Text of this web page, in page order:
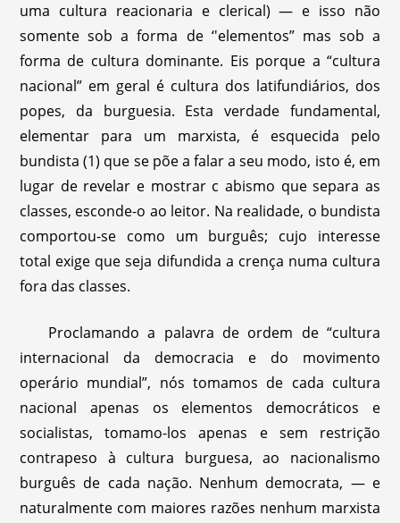
uma cultura reacionaria e clerical) — e isso não
somente sob a forma de ‘'elementos” mas sob a
forma de cultura dominante. Eis porque a “cultura
nacional” em geral é cultura dos latifundiários, dos
popes, da burguesia. Esta verdade fundamental,
elementar para um marxista, é esquecida pelo
bundista (1) que se põe a falar a seu modo, isto é, em
lugar de revelar e mostrar c abismo que separa as
classes, esconde-o ao leitor. Na realidade, o bundista
comportou-se como um burguês; cujo interesse
total exige que seja difundida a crença numa cultura
fora das classes.
Proclamando a palavra de ordem de “cultura
internacional da democracia e do movimento
operário mundial”, nós tomamos de cada cultura
nacional apenas os elementos democráticos e
socialistas, tomamo-los apenas e sem restrição
contrapeso à cultura burguesa, ao nacionalismo
burguês de cada nação. Nenhum democrata, — e
naturalmente com maiores razões nenhum marxista